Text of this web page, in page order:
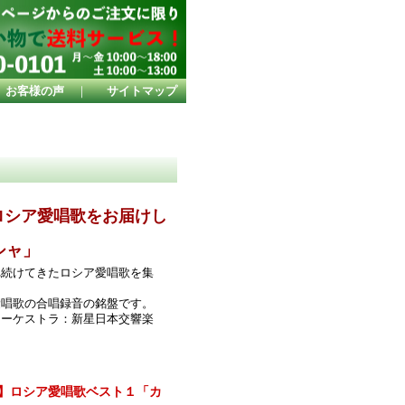
お客様の声 ｜ サイトマップ
ア愛唱歌をお届けし
」
けてきたロシア愛唱歌を集
歌の合唱録音の銘盤です。
ケストラ：新星日本交響楽
ロシア愛唱歌ベスト１「カ